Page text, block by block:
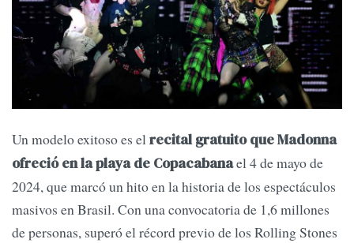
Un modelo exitoso es elrecital gratuito que Madonna
ofreció en la playa de Copacabanael 4 de mayo de
2024, que marcó un hito en la historia de los espectáculos
masivos en Brasil. Con una convocatoria de 1,6 millones
de personas, superó el récord previo de los Rolling Stones